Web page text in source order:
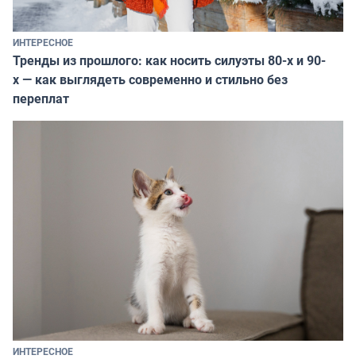
ИНТЕРЕСНОЕ
Тренды из прошлого: как носить силуэты 80-х и 90-
х — как выглядеть современно и стильно без
переплат
ИНТЕРЕСНОЕ